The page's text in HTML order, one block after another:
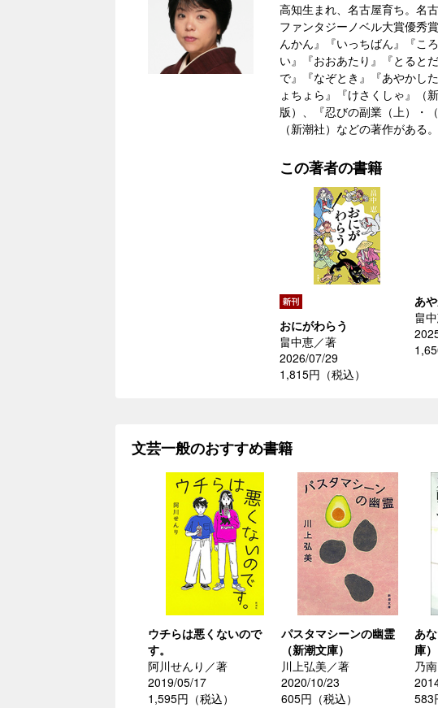
高知生まれ、名古屋育ち。名
ファンタジーノベル大賞優秀
んかん』『いっちばん』『こ
い』『おおあたり』『とると
で』『なぞとき』『あやかし
ょちょら』『けさくしゃ』（
版）、『忍びの副業（上）・
（新潮社）などの著作がある。
この著者の書籍
おにがわらう
畠中恵／著
2026/07/29
1,815円（税込）
あ
畠
文芸一般のおすすめ書籍
ウチらは悪くないので
す。
阿川せんり／著
2019/05/17
1,595円（税込）
パスタマシーンの幽霊
（新潮文庫）
川上弘美／著
2020/10/23
605円（税込）
あ
庫）
乃
583